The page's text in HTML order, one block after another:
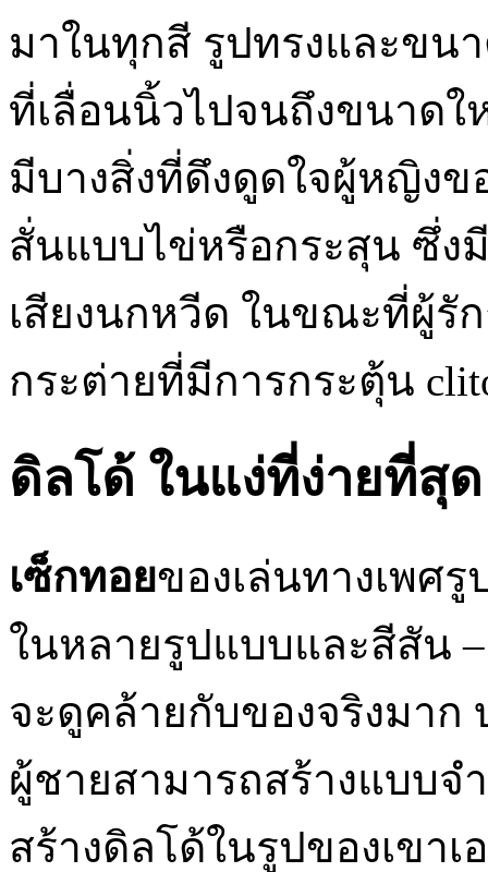
มาในทุกสี รูปทรงและขน
ที่เลื่อนนิ้วไปจนถึงขนาด
มีบางสิ่งที่ดึงดูดใจผู้หญิงข
สั่นแบบไข่หรือกระสุน ซึ่ง
เสียงนกหวีด ในขณะที่ผู้รั
กระต่ายที่มีการกระตุ้น
ดิลโด้ ในแง่ที่ง่ายที่สุด
เซ็กทอยของเล่นทางเพศ
ในหลายรูปแบบและสีสัน
จะดูคล้ายกับของจริงมา
ผู้ชายสามารถสร้างแบบจ
สร้างดิลโด้ในรูปของเขา